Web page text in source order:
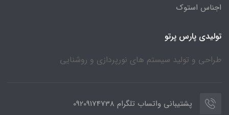
اجناس استوک
تولیدی پارس پرتو
طراحی و تولید سیستم های نورپردازی و روشنایی
پشتیبانی واتساب تلگرام 09209174738